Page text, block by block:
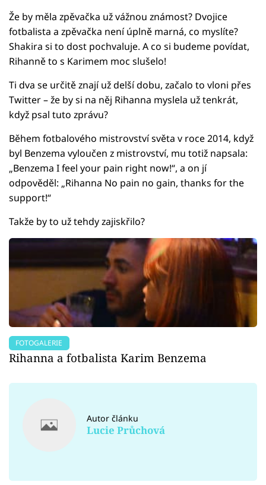
Že by měla zpěvačka už vážnou známost? Dvojice
fotbalista a zpěvačka není úplně marná, co myslíte?
Shakira si to dost pochvaluje. A co si budeme povídat,
Rihanně to s Karimem moc slušelo!
Ti dva se určitě znají už delší dobu, začalo to vloni přes
Twitter – že by si na něj Rihanna myslela už tenkrát,
když psal tuto zprávu?
Během fotbalového mistrovství světa v roce 2014, když
byl Benzema vyloučen z mistrovství, mu totiž napsala:
„Benzema I feel your pain right now!“, a on jí
odpověděl: „Rihanna No pain no gain, thanks for the
support!“
Takže by to už tehdy zajiskřilo?
FOTOGALERIE
Rihanna a fotbalista Karim Benzema
Autor článku
Lucie Průchová